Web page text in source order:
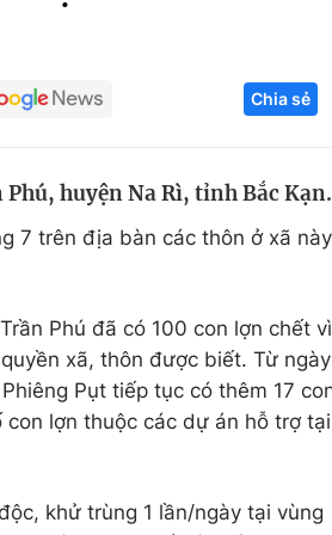
Công nghệ
Sản phẩm
Thị trường
Chia sẻ
huyện Na Rì, tỉnh Bắc Kạn.
7 trên địa bàn các thôn ở xã này
Phú đã có 100 con lợn chết vì
xã, thôn được biết. Từ ngày
Pụt tiếp tục có thêm 17
lợn thuộc các dự án hỗ trợ tại
khử trùng 1 lần/ngày tại vùng